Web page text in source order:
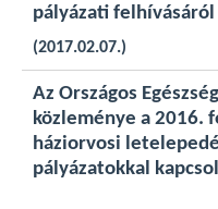
pályázati felhívásáról
(2017.02.07.)
Az Országos
közleménye a 2016.
háziorvosi
pályázatokkal